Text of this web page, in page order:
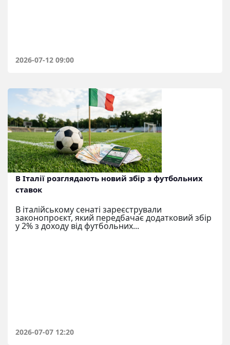
2026-07-12 09:00
В Італії розглядають новий збір з футбольних
ставок
В італійському сенаті зареєстрували
законопроєкт, який передбачає додатковий збір
у 2% з доходу від футбольних...
2026-07-07 12:20